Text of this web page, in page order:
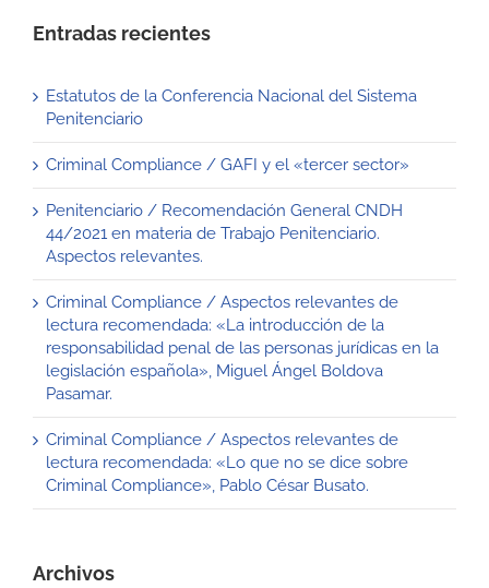
Entradas recientes
Estatutos de la Conferencia Nacional del Sistema
Penitenciario
Criminal Compliance / GAFI y el «tercer sector»
Penitenciario / Recomendación General CNDH
44/2021 en materia de Trabajo Penitenciario.
Aspectos relevantes.
Criminal Compliance / Aspectos relevantes de
lectura recomendada: «La introducción de la
responsabilidad penal de las personas jurídicas en la
legislación española», Miguel Ángel Boldova
Pasamar.
Criminal Compliance / Aspectos relevantes de
lectura recomendada: «Lo que no se dice sobre
Criminal Compliance», Pablo César Busato.
Archivos